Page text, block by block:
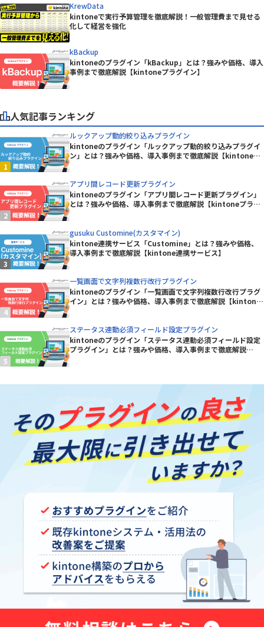
KrewData
kintoneで実行予算管理を徹底解説！一般管理費まで見せる
化して経営を強化
kBackup
kintoneのプラグイン「kBackup」とは？強みや価格、導入
事例まで徹底解説【kintoneプラグイン】
人気記事ランキング
ルックアップ動的絞り込みプラグイン
kintoneのプラグイン「ルックアップ動的絞り込みプラグイ
ン」とは？強みや価格、導入事例まで徹底解説【kintoneプ
アプリ間レコード更新プラグイン
kintoneのプラグイン「アプリ間レコード更新プラグイン」
とは？強みや価格、導入事例まで徹底解説【kintoneプラグ
gusuku Customine(カスタマイン)
kintone連携サービス「Customine」とは？強みや価格、
導入事例まで徹底解説【kintone連携サービス】
一覧画面で文字列複数行改行プラグイン
kintoneのプラグイン「一覧画面で文字列複数行改行プラグ
イン」とは？強みや価格、導入事例まで徹底解説【kintone
ステータス連動必須フィールド設定プラグイン
kintoneのプラグイン「ステータス連動必須フィールド設定
プラグイン」とは？強みや価格、導入事例まで徹底解説